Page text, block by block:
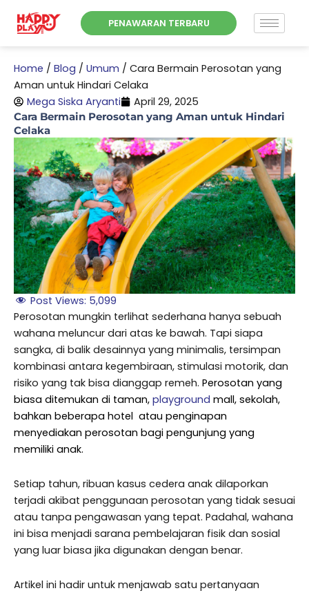
PENAWARAN TERBARU
Home / Blog / Umum / Cara Bermain Perosotan yang
Aman untuk Hindari Celaka
Mega Siska Aryanti
April 29, 2025
Cara Bermain Perosotan yang Aman untuk Hindari
Celaka
Post Views: 5,099
Perosotan mungkin terlihat sederhana hanya sebuah
wahana meluncur dari atas ke bawah. Tapi siapa
sangka, di balik desainnya yang minimalis, tersimpan
kombinasi antara kegembiraan, stimulasi motorik, dan
risiko yang tak bisa dianggap remeh. Perosotan yang
biasa ditemukan di taman, playground mall, sekolah,
bahkan beberapa hotel atau penginapan
menyediakan perosotan bagi pengunjung yang
memiliki anak.
Setiap tahun, ribuan kasus cedera anak dilaporkan
terjadi akibat penggunaan perosotan yang tidak sesuai
atau tanpa pengawasan yang tepat. Padahal, wahana
ini bisa menjadi sarana pembelajaran fisik dan sosial
yang luar biasa jika digunakan dengan benar.
Artikel ini hadir untuk menjawab satu pertanyaan